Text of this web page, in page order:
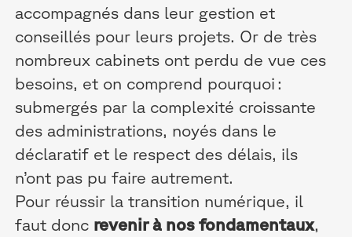
accompagnés dans leur gestion et
conseillés pour leurs projets. Or de très
nombreux cabinets ont perdu de vue ces
besoins, et on comprend pourquoi :
submergés par la complexité croissante
des administrations, noyés dans le
déclaratif et le respect des délais, ils
n’ont pas pu faire autrement.
Pour réussir la transition numérique, il
faut donc revenir à nos fondamentaux,